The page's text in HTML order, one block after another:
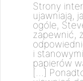
Strony
ujawniają,
ogóle,
zapewnić,
i
papierów
[…]